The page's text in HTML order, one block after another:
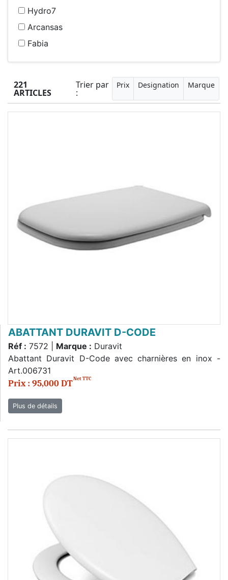
Hydro7
Arcansas
Fabia
221
ARTICLES
Trier par
:
Prix Designation Marque
ABATTANT DURAVIT D-CODE
Réf : 7572 | Marque : Duravit
Abattant Duravit D-Code avec charnières en inox -
Art.006731
Prix : 95,000 DTNet TTC
Plus de détails